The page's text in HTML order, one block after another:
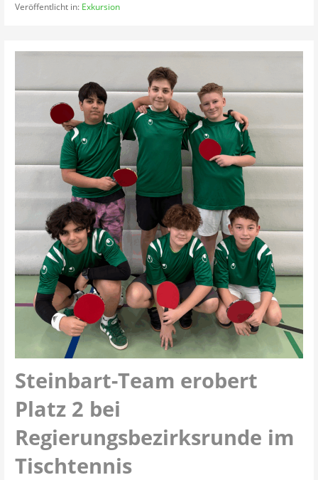
Veröffentlicht in: Exkursion
Steinbart-Team erobert
Platz 2 bei
Regierungsbezirksrunde im
Tischtennis